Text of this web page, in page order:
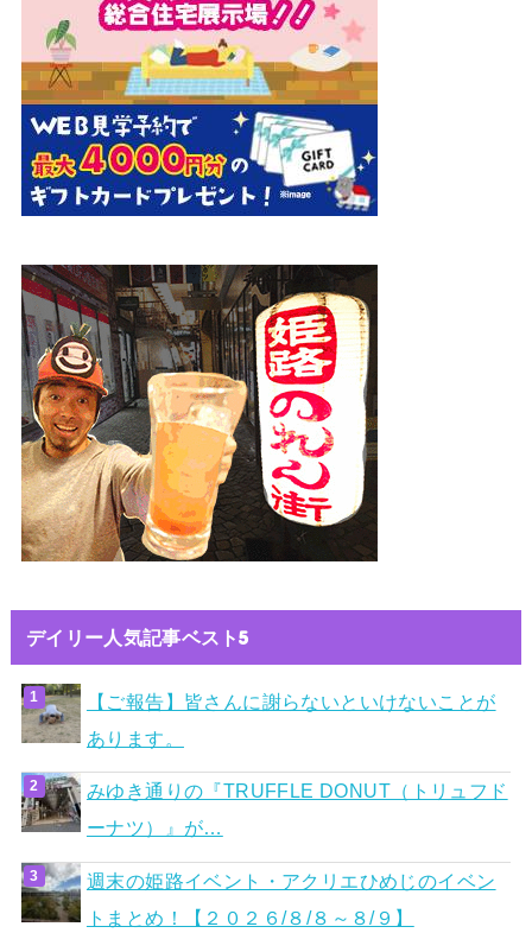
デイリー人気記事ベスト5
【ご報告】皆さんに謝らないといけないことが
あります。
みゆき通りの『TRUFFLE DONUT（トリュフド
ーナツ）』が…
週末の姫路イベント・アクリエひめじのイベン
トまとめ！【２０２６/８/８～８/９】